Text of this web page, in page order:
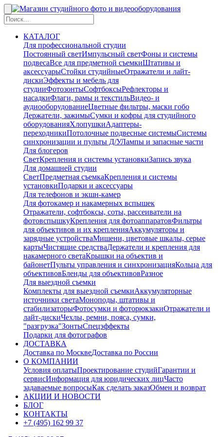
КАТАЛОГ
Для профессиональной студии
Постоянный светИмпульсный светФоны и системы
подвесаВсе для предметной съемкиШтативы и
аксессуарыСтойки студийныеОтражатели и лайт-
дискиЭффекты и мебель для
студииФотозонтыСофтбоксыРефлекторы и
насадкиФлаги, рамы и текстильВидео- и
аудиооборудованиеЦветные фильтры, маски гобо
Держатели, зажимыСумки и кофры для студийного
оборудованияХлопушкиАдаптеры-
переходникиПотолочные подвесные системыСистемы
синхронизации и пульты Д/УЛампы и запасные части
Для блогеров
СветКрепления и системы установкиЗапись звука
Для домашней студии
СветПредметная съемкаКрепления и системы
установкиПодарки и аксессуары
Для телефонов и экшн-камер
Для фотокамер и накамерных вспышек
Отражатели, софтбоксы, соты, рассеиватели на
фотовспышкуКрепления для фотоаппаратовФильтры
для объективов и их крепленияАккумуляторы и
зарядные устройстваМишени, цветовые шкалы, серые
картыЧистящие средстваДержатели и крепления для
накамерного светаКрышки на объектив и
байонетПульты управления и синхронизацияКольца для
объективовБленды для объективовРазное
Для выездной съемки
Комплекты для выездной съемкиАккумуляторные
источники светаМоноподы, штативы и
стабилизаторыФотосумки и фоторюкзакиОтражатели и
лайт-дискиЧехлы, ремни, пояса, сумки,
"разгрузка"ЗонтыСпецэффекты
Подарки для фотографов
ДОСТАВКА
Доставка по МосквеДоставка по России
О КОМПАНИИ
Условия оплатыПроектирование студийГарантии и
сервисИнформация для юридических лицЧасто
задаваемые вопросыКак сделать заказОбмен и возврат
АКЦИИ И НОВОСТИ
БЛОГ
КОНТАКТЫ
+7 (495) 162 99 37